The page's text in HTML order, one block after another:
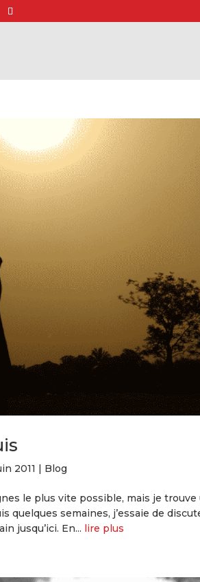
2011 | Blog
le plus vite possible, mais je
quelques semaines, j’essaie de
jusqu’ici. En... lire plus